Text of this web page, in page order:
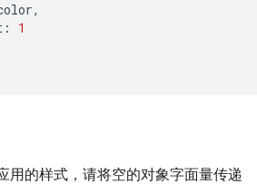
,
:
1
用的样式，请将空的对象字面量传递